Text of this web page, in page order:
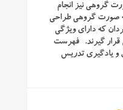
گروهى نیز انجام
به صورت گروهى طراحى
که داراى ویژگى
گیرند. فهرست
و یادگیرى تدریس